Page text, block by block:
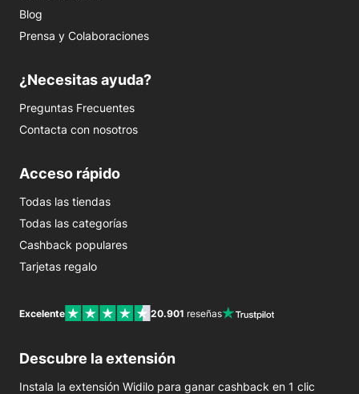
Blog
Prensa y Colaboraciones
¿Necesitas ayuda?
Preguntas Frecuentes
Contacta con nosotros
Acceso rápido
Todas las tiendas
Todas las categorías
Cashback populares
Tarjetas regalo
Excelente 20.901 reseñas
Descubre la extensión
Instala la extensión Widilo para ganar cashback en 1 clic